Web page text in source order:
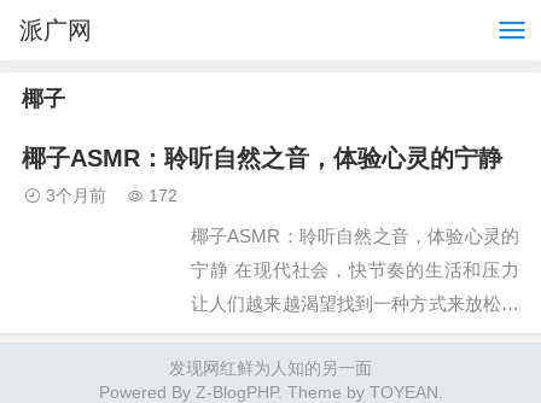
派广网
椰子
椰子ASMR：聆听自然之音，体验心灵的宁静
3个月前 172
椰子ASMR：聆听自然之音，体验心灵的
宁静 在现代社会，快节奏的生活和压力
让人们越来越渴望找到一种方式来放松身
ASMR（Autonomous Sensory Meri…
发现网红鲜为人知的另一面
Powered By Z-BlogPHP. Theme by TOYEAN